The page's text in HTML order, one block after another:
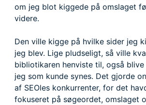
om jeg blot kiggede på omslaget
videre.
Den ville kigge på hvilke sider jeg
jeg blev. Lige pludseligt, så ville
bibliotikaren henviste til, også
jeg som kunde synes. Det gjorde
af SEOles konkurrenter, for det
fokuseret på søgeordet, omslaget